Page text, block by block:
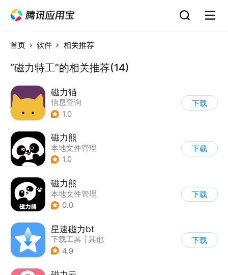
首页 软件 相关推荐
“磁力特工”的相关推荐(14)
磁力猫
信息查询
1.0
下载
磁力熊
本地文件管理
1.0
下载
磁力熊
本地文件管理
0.0
下载
星速磁力bt
下载工具
其他
4.9
下载